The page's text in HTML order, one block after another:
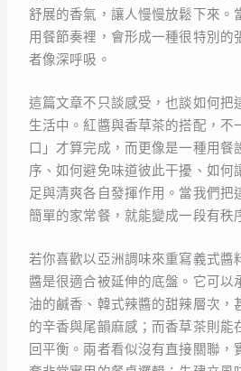
舒展的香氣，讓人慢慢放鬆下來。
用餐節奏裡，會形成一種很特別的
者像深呼吸。
這篇文章不只談感受，也談如何把
生活中。紅醬與香草茶的搭配，不
口」才算完成，而更像是一種用餐
序、如何避免味道彼此干擾、如何
足與清爽各自發揮作用。當我們把
簡單的家常餐，就能變成一段有秩
若你喜歡以亞洲調味來重寫義式醬
醬是很適合被延伸的底盤。它可以
油的鹹香、韓式辣醬的甜辣層次，
的辛香與尾韻麻感；而香草茶則能
回平衡。兩者看似沒有直接關聯，